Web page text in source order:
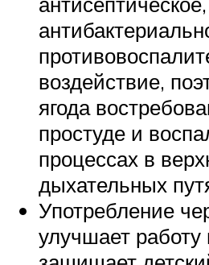
воздействие,
ягода
простуде и
процессах в
дыхательных
Употребление
улучшает работу